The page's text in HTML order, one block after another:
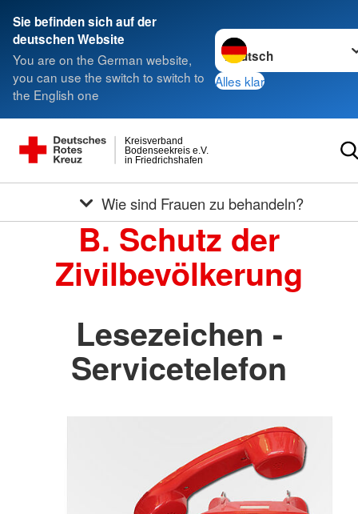
Sie befinden sich auf der
deutschen Website
You are on the German website,
you can use the switch to switch to
the English one
Sprache wechseln zu
Alles klar
in Friedrichshafen
Bodenseekreis e.V.
Kreisverband
Wie sind Frauen zu behandeln?
B. Schutz der
Zivilbevölkerung
Lesezeichen -
Servicetelefon